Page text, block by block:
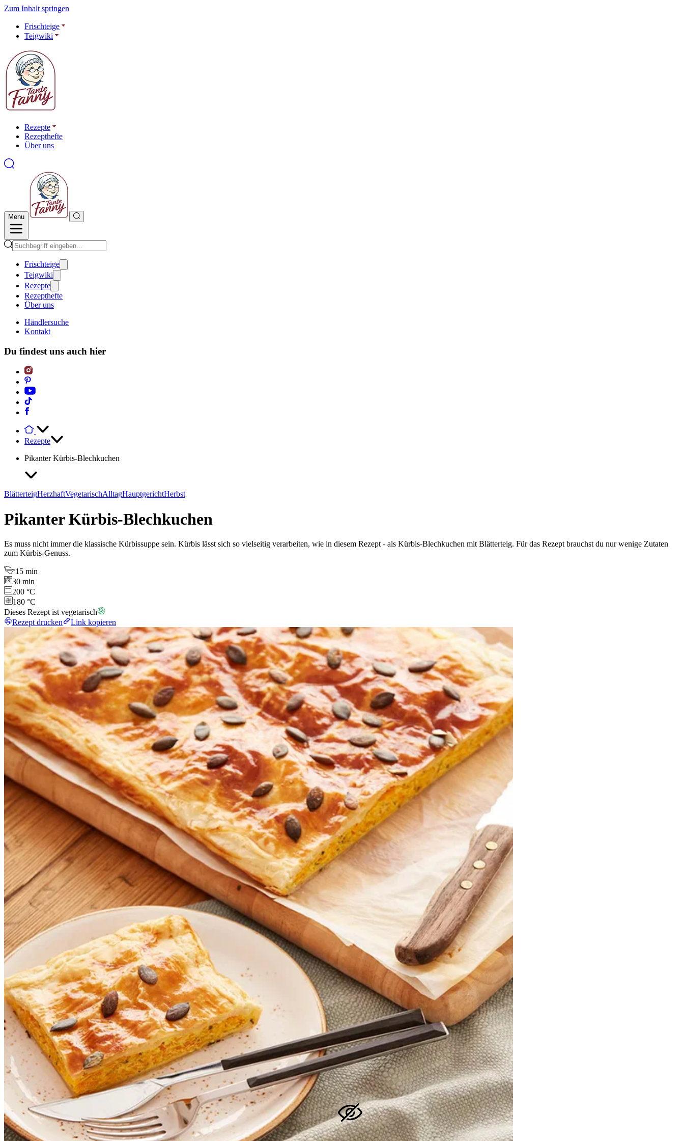
Zum Inhalt springen
Frischteige
Teigwiki
Rezepte
Rezepthefte
Über uns
Menu
Frischteige
Teigwiki
Rezepte
Rezepthefte
Über uns
Händlersuche
Kontakt
Du findest uns auch hier
Rezepte
Pikanter Kürbis-Blechkuchen
BlätterteigHerzhaftVegetarischAlltagHauptgerichtHerbst
Pikanter Kürbis-Blechkuchen
Es muss nicht immer die klassische Kürbissuppe sein. Kürbis lässt sich so vielseitig verarbeiten, wie in diesem Rezept - als Kürbis-Blechkuchen mit Blätterteig. Für das Rezept brauchst du nur wenige Zutaten
zum Kürbis-Genuss.
15 min
30 min
200 °C
180 °C
Dieses Rezept ist vegetarisch
Rezept drucken
Link kopieren